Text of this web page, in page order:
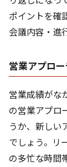
ポイントを確
会議内容・進
営業アプロ
営業成績がな
の営業アプロ
うか、新しい
でしょう。リ
の多忙な時間